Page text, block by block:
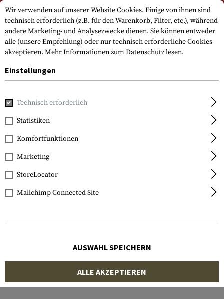
Bitte beachten Sie, dass die Lieferzeiten auf Grund eines Feiertags am
15.08.2026 abweichen können
PTT Module
Earmor
M52 Tactical PTT
Motorola Talkabout
Wir verwenden auf unserer Website Cookies. Einige von ihnen sind
technisch erforderlich (z.B. für den Warenkorb, Filter, etc.), während
andere Marketing- und Analysezwecke dienen. Sie können entweder
alle (unsere Empfehlung) oder nur technisch erforderliche Cookies
akzeptieren. Mehr Informationen zum Datenschutz lesen.
Einstellungen
Technisch erforderlich
Statistiken
Komfortfunktionen
Marketing
StoreLocator
Mailchimp Connected Site
AUSWAHL SPEICHERN
ALLE AKZEPTIEREN